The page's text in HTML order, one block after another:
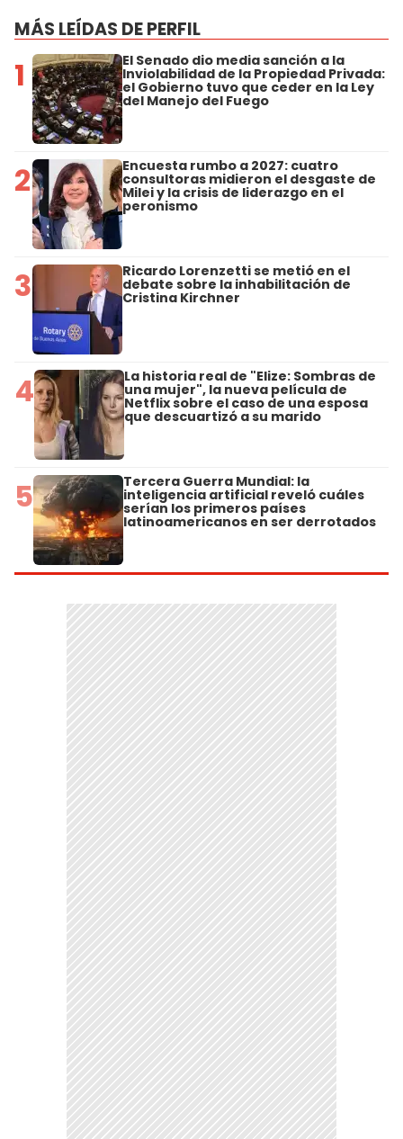
MÁS LEÍDAS DE PERFIL
1 El Senado dio media sanción a la
Inviolabilidad de la Propiedad Privada:
el Gobierno tuvo que ceder en la Ley
del Manejo del Fuego
2 Encuesta rumbo a 2027: cuatro
consultoras midieron el desgaste de
Milei y la crisis de liderazgo en el
peronismo
3 Ricardo Lorenzetti se metió en el
debate sobre la inhabilitación de
Cristina Kirchner
4 La historia real de "Elize: Sombras de
una mujer", la nueva película de
Netflix sobre el caso de una esposa
que descuartizó a su marido
5 Tercera Guerra Mundial: la
inteligencia artificial reveló cuáles
serían los primeros países
latinoamericanos en ser derrotados